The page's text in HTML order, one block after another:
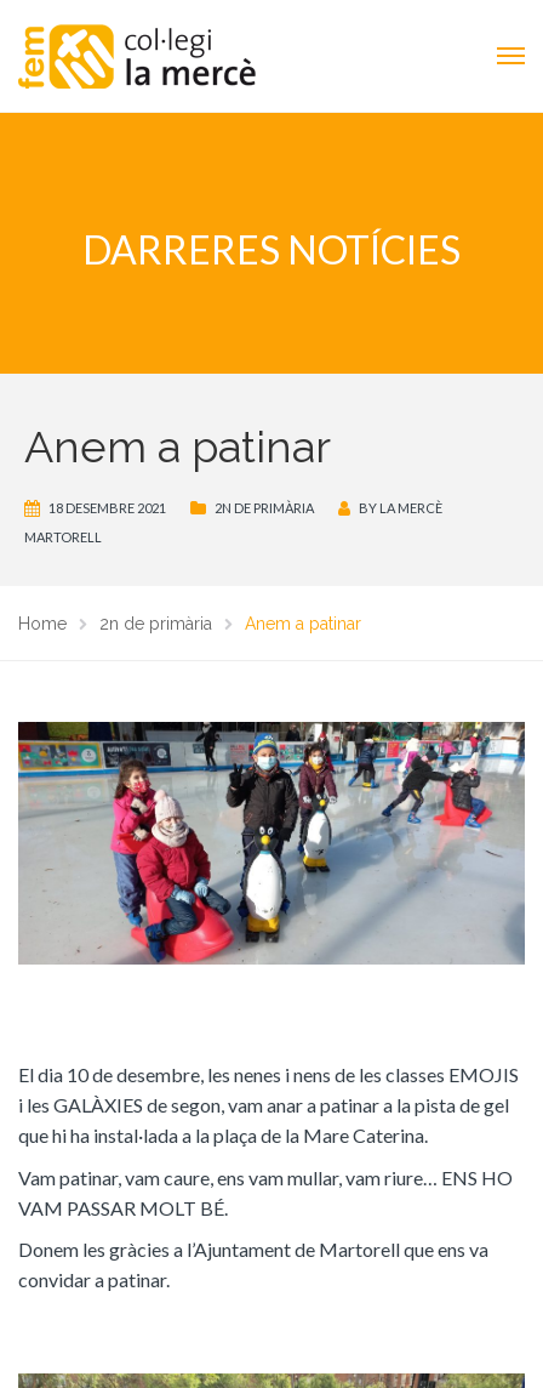
DARRERES NOTÍCIES
Anem a patinar
18 DESEMBRE 2021 2N DE PRIMÀRIA BY LA MERCÈ
MARTORELL
Home 2n de primària Anem a patinar
El dia 10 de desembre, les nenes i nens de les classes EMOJIS
i les GALÀXIES de segon, vam anar a patinar a la pista de gel
que hi ha instal·lada a la plaça de la Mare Caterina.
Vam patinar, vam caure, ens vam mullar, vam riure… ENS HO
VAM PASSAR MOLT BÉ.
Donem les gràcies a l’Ajuntament de Martorell que ens va
convidar a patinar.